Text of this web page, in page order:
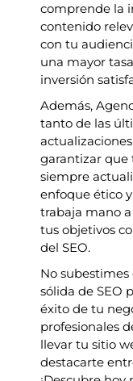
comprende la
contenido
con tu
una mayor
inversión
Además,
tanto de las
garantizar que
siempre
enfoque ético
trabaja mano
tus objetivos
del SEO.
No
sólida de SEO
éxito de tu
profesionales
llevar tu sitio
destacarte